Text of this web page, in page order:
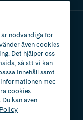
är nödvändiga för
även cookies
Det hjälper oss
så att vi kan
innehåll samt
med
cookies
kan även